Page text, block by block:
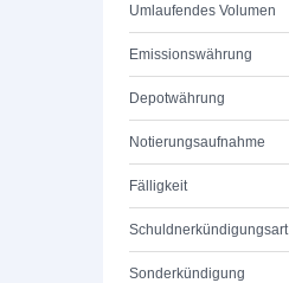
Umlaufendes Volumen
Emissionswährung
Depotwährung
Notierungsaufnahme
Fälligkeit
Schuldnerkündigungsart
Sonderkündigung